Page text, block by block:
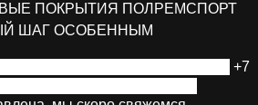
ПОКРЫТИЯ ПОЛРЕМСПОРТ
ШАГ ОСОБЕННЫМ
+7